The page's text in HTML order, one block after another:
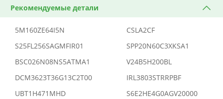
Рекомендуемые детали
5M160ZE64I5N
CSLA2CF
S25FL256SAGMFIR01
SPP20N60C3XKSA1
BSC026N08NS5ATMA1
V24B5H200BL
DCM3623T36G13C2T00
IRL3803STRRPBF
UBT1H471MHD
S6E2HE4G0AGV20000